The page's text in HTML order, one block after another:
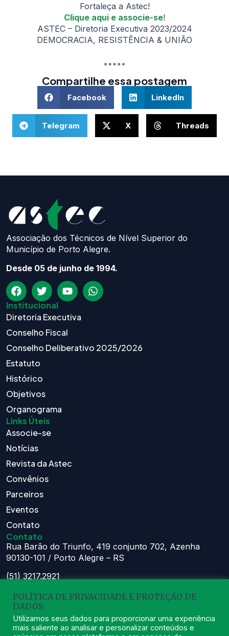
Fortaleça a Astec!
Clique aqui e associe-se!
ASTEC – Diretoria Executiva 2023/2024
DEMOCRACIA, RESISTÊNCIA & UNIÃO
Compartilhe essa postagem
Facebook LinkedIn
Telegram X Threads
Associação dos Técnicos de Nível Superior do
Município de Porto Alegre.
Desde 05 de junho de 1994.
Institucional
Diretoria Executiva
Conselho Fiscal
Conselho Deliberativo 2025/2026
Estatuto
Histórico
Objetivos
Organograma
Links Úteis
Associe-se
Notícias
Revista da Astec
Convênios
Parceiros
Eventos
Contato
Contato
Rua Barão do Triunfo, 419 conjunto 702, Azenha
90130-101 / Porto Alegre – RS
(51) 3217.2921
Atendimento:
Seg à Sex das 8h – 11:30h e 13h – 16:30h
POLÍTICA DE PRIVACIDADE E PROTEÇÃO DE
DADOS
Utilizamos seus dados para proporcionar uma experiência
mais saliente ao analisar e personalizar conteúdos e